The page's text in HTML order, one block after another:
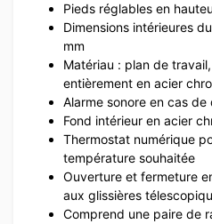
Pieds réglables en
Dimensions intérieures
mm
Matériau : plan de
entièrement en acier
Alarme sonore en cas de
Fond intérieur en acier
Thermostat numérique
température souhaitée
Ouverture et fermeture
aux glissières
Comprend une paire de